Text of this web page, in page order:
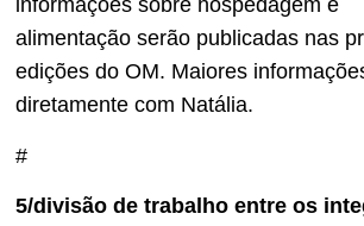
informações sobre hospedagem e
alimentação serão publicadas nas
edições do OM. Maiores
diretamente com Natália.
#
5/divisão de trabalho entre os